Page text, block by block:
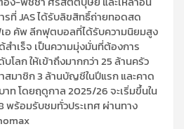
ที่ JAS ได้รับลิขสิทธิ์ถ่ายทอดสด
อ คัพ ลีกฟุตบอลที่ได้รับความนิยมสูง
ำเร็จ เป็นความมุ่งมั่นที่ต้องการ
ลก ให้เข้าถึงมากกว่า 25 ล้านครัว
าสมาชิก 3 ล้านบัญชีในปีแรก และคาด
ท โดยฤดูกาล 2025/26 จะเริ่มขึ้นใน
พร้อมรับชมทั่วประเทศ ผ่านทาง